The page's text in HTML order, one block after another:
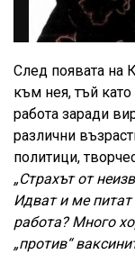
След появата на
към нея, тъй
работа заради
различни
политици,
„Страхът от
Идват и ме
работа? Много
„против“